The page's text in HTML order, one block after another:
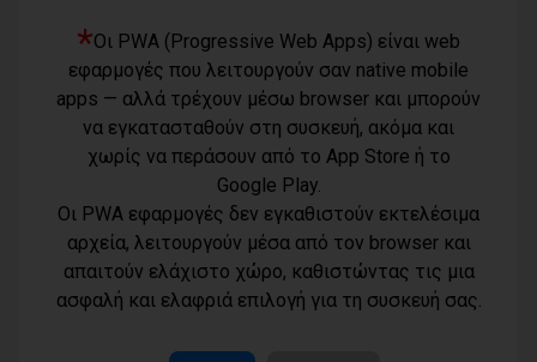
08/08/2026
Με τη συνδρομή του Δήμου Αθηναίων
βελτιώθηκε ο περιβάλλων χώρος της
Εθνικής Βιβλιοθήκης
08/08/2026
Όροι χρήσης
Πολιτική
Τηλέφωνο
*Οι PWA (Progressive Web Apps) είναι web
εφαρμογές που λειτουργούν σαν native mobile
apps — αλλά τρέχουν μέσω browser και μπορούν
να εγκατασταθούν στη συσκευή, ακόμα και
χωρίς να περάσουν από το App Store ή το
Google Play.
Οι PWA εφαρμογές δεν εγκαθιστούν εκτελέσιμα
αρχεία, λειτουργούν μέσα από τον browser και
απαιτούν ελάχιστο χώρο, καθιστώντας τις μια
ασφαλή και ελαφριά επιλογή για τη συσκευή σας.